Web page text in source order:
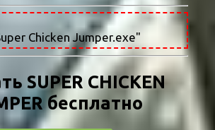
Chicken Jumper.exe"
SUPER CHICKEN
бесплатно